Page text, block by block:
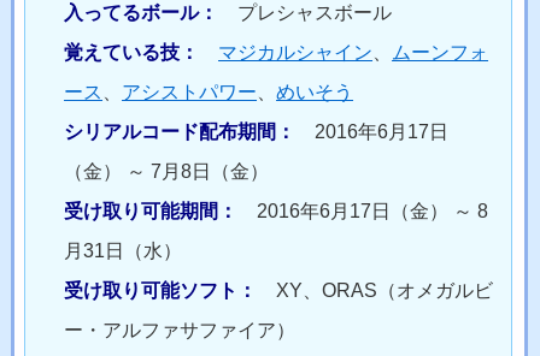
入ってるボール：
プレシャスボール
覚えている技：
マジカルシャイン
ムーンフォ
ース
アシストパワー 、めいそう
シリアルコード配布期間：
2016年6月17日
（金） ～ 7月8日（金）
受け取り可能期間：
2016年6月17日（金） ～ 8
月31日（水）
受け取り可能ソフト：
XY、ORAS（オメガルビ
ー・アルファサファイア）